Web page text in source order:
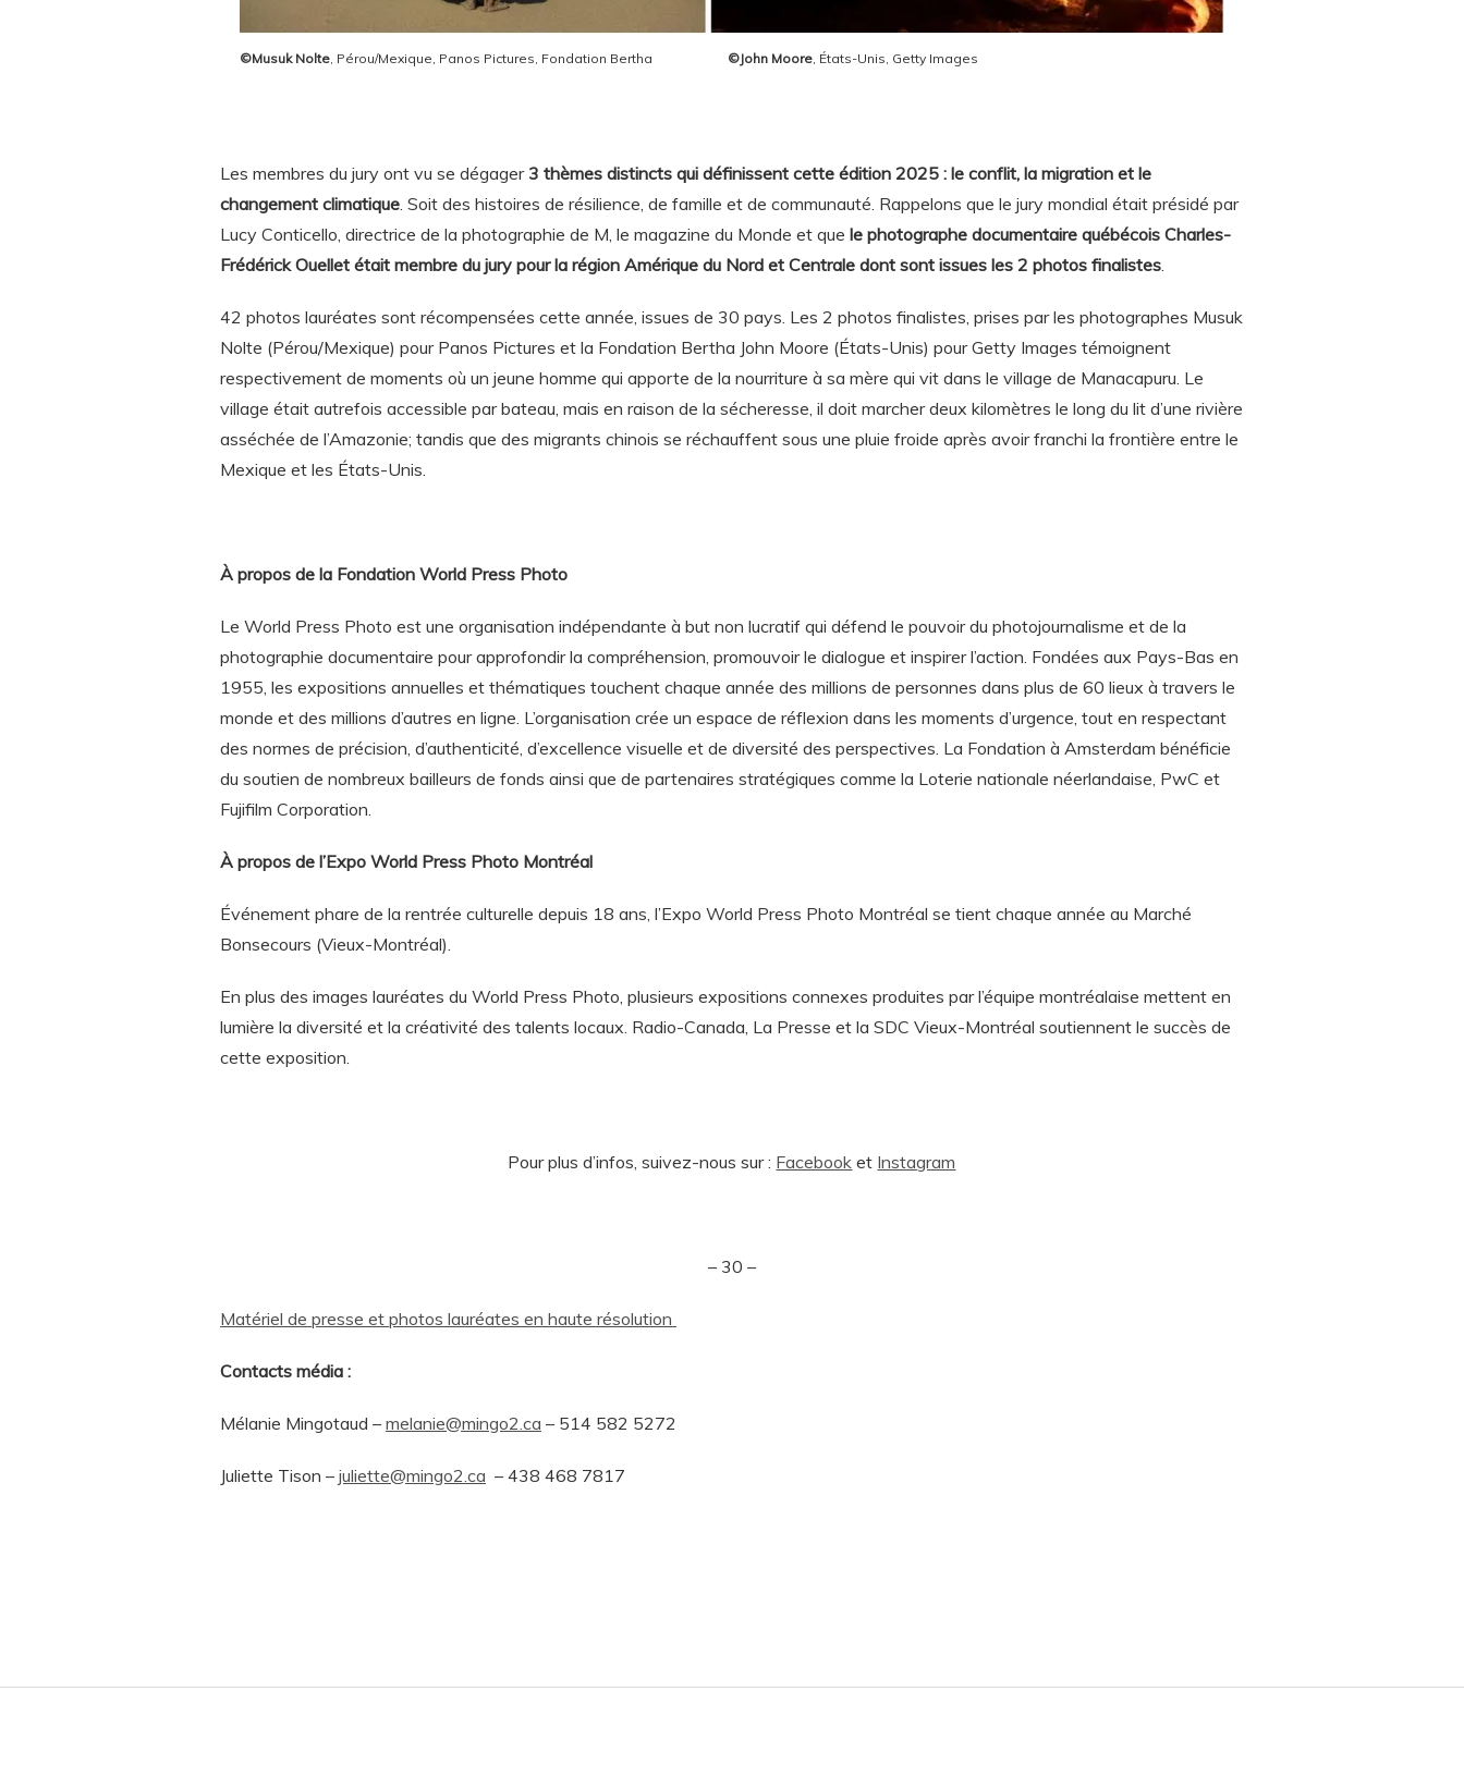
©Musuk Nolte, Pérou/Mexique, Panos Pictures, Fondation Bertha ©John Moore, États-Unis, Getty Images
Les membres du jury ont vu se dégager 3 thèmes distincts qui définissent cette édition 2025 : le conflit, la migration et le
changement climatique. Soit des histoires de résilience, de famille et de communauté. Rappelons que le jury mondial était présidé par
Lucy Conticello, directrice de la photographie de M, le magazine du Monde et que le photographe documentaire québécois Charles-
Frédérick Ouellet était membre du jury pour la région Amérique du Nord et Centrale dont sont issues les 2 photos finalistes.
42 photos lauréates sont récompensées cette année, issues de 30 pays. Les 2 photos finalistes, prises par les photographes Musuk
Nolte (Pérou/Mexique) pour Panos Pictures et la Fondation Bertha John Moore (États-Unis) pour Getty Images témoignent
respectivement de moments où un jeune homme qui apporte de la nourriture à sa mère qui vit dans le village de Manacapuru. Le
village était autrefois accessible par bateau, mais en raison de la sécheresse, il doit marcher deux kilomètres le long du lit d’une rivière
asséchée de l’Amazonie; tandis que des migrants chinois se réchauffent sous une pluie froide après avoir franchi la frontière entre le
Mexique et les États-Unis.
À propos de la Fondation World Press Photo
Le World Press Photo est une organisation indépendante à but non lucratif qui défend le pouvoir du photojournalisme et de la
photographie documentaire pour approfondir la compréhension, promouvoir le dialogue et inspirer l’action. Fondées aux Pays-Bas en
1955, les expositions annuelles et thématiques touchent chaque année des millions de personnes dans plus de 60 lieux à travers le
monde et des millions d’autres en ligne. L’organisation crée un espace de réflexion dans les moments d’urgence, tout en respectant
des normes de précision, d’authenticité, d’excellence visuelle et de diversité des perspectives. La Fondation à Amsterdam bénéficie
du soutien de nombreux bailleurs de fonds ainsi que de partenaires stratégiques comme la Loterie nationale néerlandaise, PwC et
Fujifilm Corporation.
À propos de l’Expo World Press Photo Montréal
Événement phare de la rentrée culturelle depuis 18 ans, l’Expo World Press Photo Montréal se tient chaque année au Marché
Bonsecours (Vieux-Montréal).
En plus des images lauréates du World Press Photo, plusieurs expositions connexes produites par l’équipe montréalaise mettent en
lumière la diversité et la créativité des talents locaux. Radio-Canada, La Presse et la SDC Vieux-Montréal soutiennent le succès de
cette exposition.
Pour plus d’infos, suivez-nous sur : Facebook et Instagram
– 30 –
Matériel de presse et photos lauréates en haute résolution
Contacts média :
Mélanie Mingotaud – melanie@mingo2.ca – 514 582 5272
Juliette Tison – juliette@mingo2.ca – 438 468 7817